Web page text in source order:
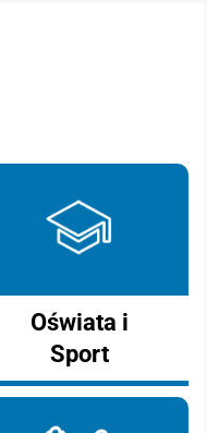
Oświata i
Sport